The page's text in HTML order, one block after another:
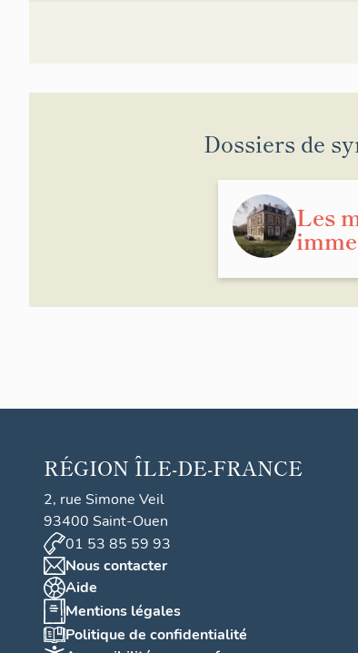
Dossiers de
Les
RÉGION ÎLE-DE-FRANCE
2, rue Simone Veil
93400 Saint-Ouen
01 53 85 59 93
Nous contacter
Aide
Mentions légales
Politique de confidentialité